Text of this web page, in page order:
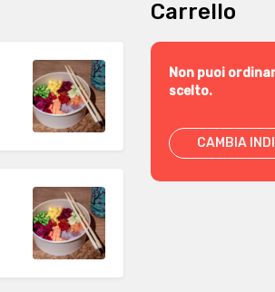
Carrello
Non puoi
scelto.
CAMBIA